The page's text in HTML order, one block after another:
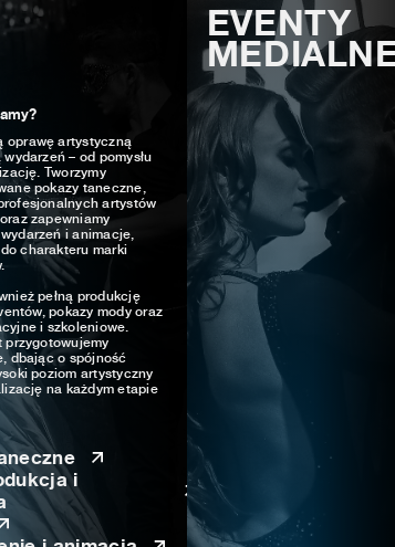
oprawę artystyczną
– od pomysłu
Tworzymy
pokazy taneczne,
artystów
zapewniamy
i animacje,
charakteru marki
pełną produkcję
pokazy mody oraz
i szkoleniowe.
przygotowujemy
dbając o spójność
poziom artystyczny
na każdym etapie
i
EVENTY